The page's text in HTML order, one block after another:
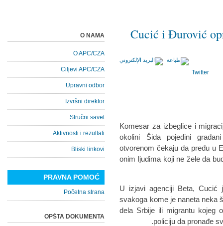
Cucić i Đurović
Twitter
Komesar za izbeglice i
okolini Šida pojedini
otvorenom čekaju da pređu u
onim ljudima koji ne žele da
U izjavi agenciji Beta, Cucić
svakoga kome je naneta neka
dela Srbije ili migrantu kojeg
policiju da pronađe
O NAMA
O APC/CZA
Ciljevi APC/CZA
Upravni odbor
Izvršni direktor
Stručni savet
Aktivnosti i rezultati
Bliski linkovi
PRAVNA POMOĆ
Početna strana
OPŠTA DOKUMENTA